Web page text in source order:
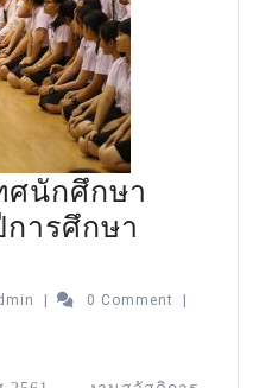
ศนักศึกษา
ารศึกษา
0 Comment